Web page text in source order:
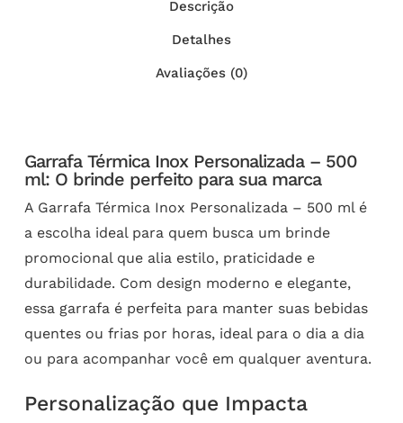
Descrição
Detalhes
Avaliações (0)
Garrafa Térmica Inox Personalizada – 500
ml: O brinde perfeito para sua marca
A Garrafa Térmica Inox Personalizada – 500 ml é
a escolha ideal para quem busca um brinde
promocional que alia estilo, praticidade e
durabilidade. Com design moderno e elegante,
essa garrafa é perfeita para manter suas bebidas
quentes ou frias por horas, ideal para o dia a dia
ou para acompanhar você em qualquer aventura.
Personalização que Impacta